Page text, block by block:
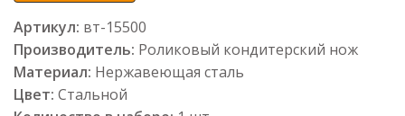
Артикул: вт-15500
Производитель: Роликовый кондитерский нож
Материал: Нержавеющая сталь
Цвет: Стальной